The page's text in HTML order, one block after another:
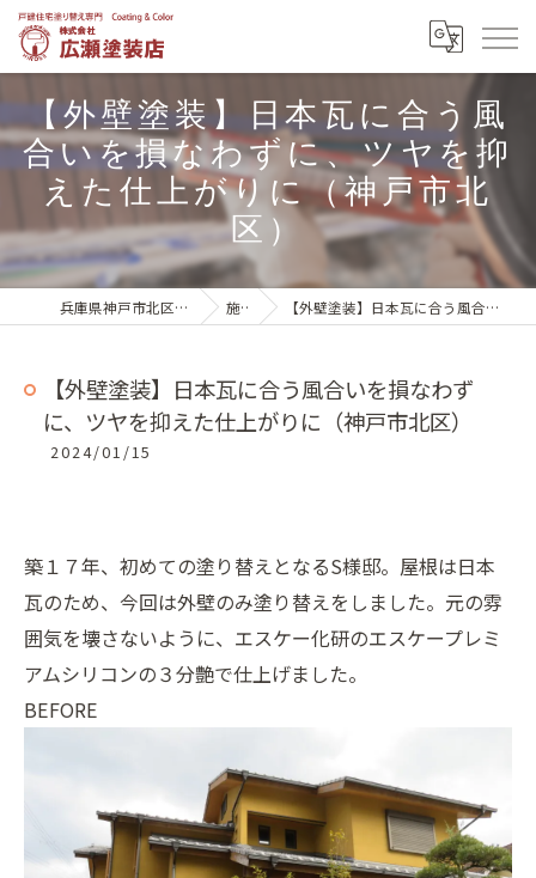
【外壁塗装】日本瓦に合う風
合いを損なわずに、ツヤを抑
えた仕上がりに（神戸市北
区）
兵庫県神戸市北区の外壁塗装は株式会社広瀬塗装店 施工実績 【外壁塗装】日本瓦に合う風合いを損なわずに、ツヤを抑えた仕上がりに（神戸市北区）
【外壁塗装】日本瓦に合う風合いを損なわず
に、ツヤを抑えた仕上がりに（神戸市北区）
2024/01/15
築１７年、初めての塗り替えとなるS様邸。屋根は日本
瓦のため、今回は外壁のみ塗り替えをしました。元の雰
囲気を壊さないように、エスケー化研のエスケープレミ
アムシリコンの３分艶で仕上げました。
BEFORE